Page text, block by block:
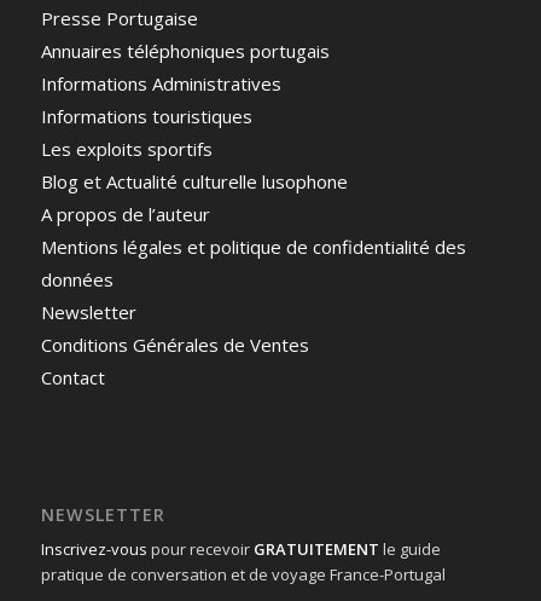
Presse Portugaise
Annuaires téléphoniques portugais
Informations Administratives
Informations touristiques
Les exploits sportifs
Blog et Actualité culturelle lusophone
A propos de l’auteur
Mentions légales et politique de confidentialité des
données
Newsletter
Conditions Générales de Ventes
Contact
NEWSLETTER
Inscrivez-vous pour recevoir GRATUITEMENT le guide
pratique de conversation et de voyage France-Portugal